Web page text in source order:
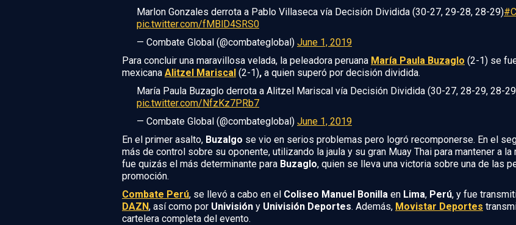
Marlon Gonzales derrota a Pablo Villaseca vía Decisión Dividida (30-27, 29-28, 28-29)
pic.twitter.com/fMBlD4SRS0
— Combate Global (@combateglobal) June 1, 2019
Para concluir una maravillosa velada, la peleadora peruana María Paula Buzaglo (2-1) se
mexicana Alitzel Mariscal (2-1), a quien superó por decisión dividida.
María Paula Buzaglo derrota a Alitzel Mariscal vía Decisión Dividida (30-27, 28-29, 28-
pic.twitter.com/NfzKz7PRb7
— Combate Global (@combateglobal) June 1, 2019
En el primer asalto, Buzalgo se vio en serios problemas pero logró recomponerse. En el
más de control sobre su oponente, utilizando la jaula y su gran Muay Thai para mantener a
fue quizás el más determinante para Buzaglo, quien se lleva una victoria sobre una de las
promoción.
Combate Perú, se llevó a cabo en el Coliseo Manuel Bonilla en Lima, Perú, y fue
DAZN, así como por Univisión y Univisión Deportes. Además, Movistar Deportes
cartelera completa del evento.